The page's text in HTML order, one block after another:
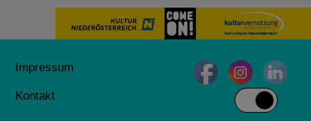
Impressum
Kontakt